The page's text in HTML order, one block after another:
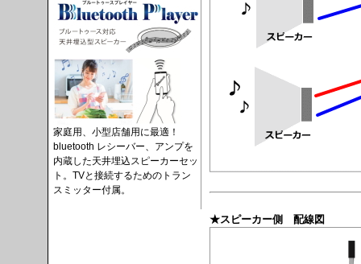
★スピーカー側 配線図
家庭用、小型店舗用に最適！
bluetooth レシーバー、アンプを
内蔵した天井埋込スピーカーセッ
ト。TVと接続するためのトラン
スミッター付属。